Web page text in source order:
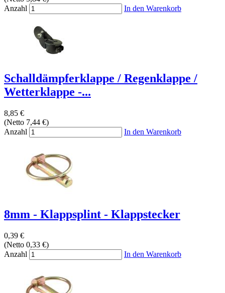
Anzahl
In den Warenkorb
Schalldämpferklappe / Regenklappe /
Wetterklappe -...
8,85 €
(Netto 7,44 €)
Anzahl
In den Warenkorb
8mm - Klappsplint - Klappstecker
0,39 €
(Netto 0,33 €)
Anzahl
In den Warenkorb